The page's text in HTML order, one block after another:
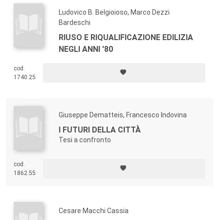
Ludovico B. Belgioioso, Marco Dezzi
Bardeschi
RIUSO E RIQUALIFICAZIONE EDILIZIA
NEGLI ANNI '80
cod.
1740.25
Giuseppe Dematteis, Francesco Indovina
I FUTURI DELLA CITTÀ
Tesi a confronto
cod.
1862.55
Cesare Macchi Cassia